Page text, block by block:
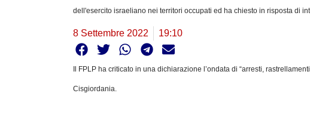
dell'esercito israeliano nei territori occupati ed ha chiesto in risposta di
8 Settembre 2022 19:10
Il FPLP ha criticato in una dichiarazione l’ondata di “arresti,
Cisgiordania.